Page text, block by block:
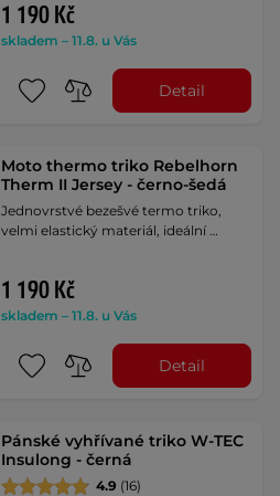
1 190 Kč
skladem – 11.8. u Vás
Detail
Moto thermo triko Rebelhorn
Therm II Jersey - černo-šedá
Jednovrstvé bezešvé termo triko,
velmi elastický materiál, ideální …
1 190 Kč
skladem – 11.8. u Vás
Detail
Pánské vyhřívané triko W-TEC
Insulong - černá
4.9 (16)